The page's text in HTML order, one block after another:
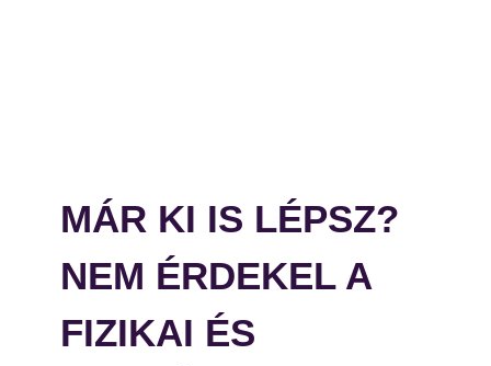
MÁR KI IS LÉPSZ?
NEM ÉRDEKEL A
FIZIKAI ÉS